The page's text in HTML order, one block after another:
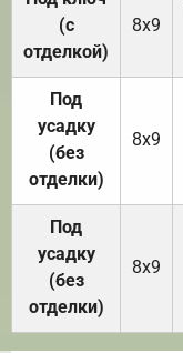
(с
отделкой)
8х9
Под
усадку
(без
отделки)
8х9
Под
усадку
(без
отделки)
8х9